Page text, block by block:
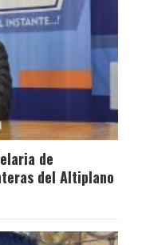
de
del Altiplano